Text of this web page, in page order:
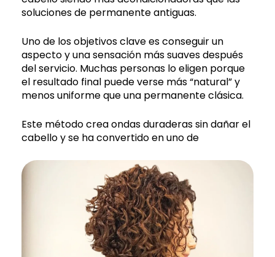
soluciones de permanente antiguas.
Uno de los objetivos clave es conseguir un
aspecto y una sensación más suaves después
del servicio. Muchas personas lo eligen porque
el resultado final puede verse más “natural” y
menos uniforme que una permanente clásica.
Este método crea ondas duraderas sin dañar el
cabello y se ha convertido en uno de